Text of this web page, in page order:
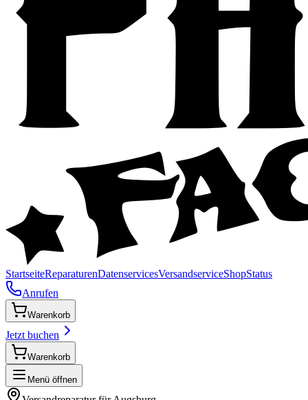
StartseiteReparaturenDatenservicesVersandserviceShopStatus
Anrufen
Warenkorb
Jetzt buchen
Warenkorb
Menü öffnen